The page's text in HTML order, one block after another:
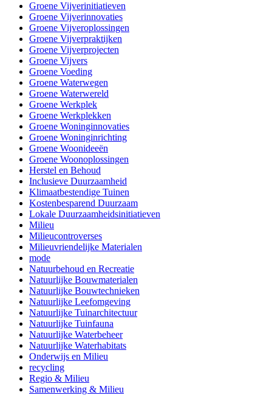
Groene Vijverinitiatieven
Groene Vijverinnovaties
Groene Vijveroplossingen
Groene Vijverpraktijken
Groene Vijverprojecten
Groene Vijvers
Groene Voeding
Groene Waterwegen
Groene Waterwereld
Groene Werkplek
Groene Werkplekken
Groene Woninginnovaties
Groene Woninginrichting
Groene Woonideeën
Groene Woonoplossingen
Herstel en Behoud
Inclusieve Duurzaamheid
Klimaatbestendige Tuinen
Kostenbesparend Duurzaam
Lokale Duurzaamheidsinitiatieven
Milieu
Milieucontroverses
Milieuvriendelijke Materialen
mode
Natuurbehoud en Recreatie
Natuurlijke Bouwmaterialen
Natuurlijke Bouwtechnieken
Natuurlijke Leefomgeving
Natuurlijke Tuinarchitectuur
Natuurlijke Tuinfauna
Natuurlijke Waterbeheer
Natuurlijke Waterhabitats
Onderwijs en Milieu
recycling
Regio & Milieu
Samenwerking & Milieu